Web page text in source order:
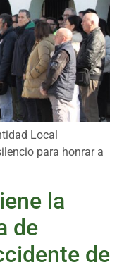
Local
para honrar a
la
de
de